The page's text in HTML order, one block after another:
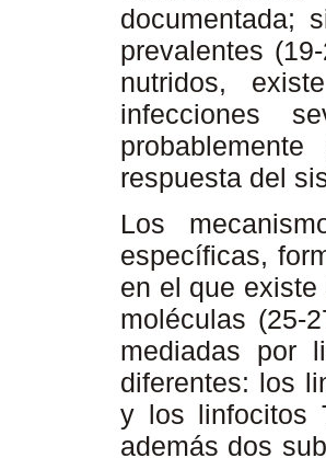
documentada;
prevalentes
nutridos,
infecciones
respuesta del
Los
específicas,
en el que
moléculas (25-
mediadas por
diferentes: los
y los linfocitos
además dos